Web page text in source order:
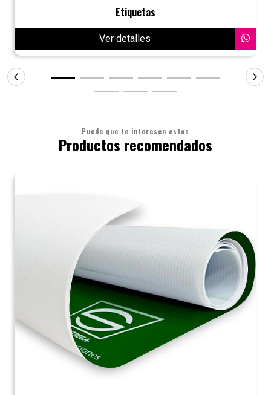
Etiquetas
Ver detalles
Puede que te interesen estos
Productos recomendados